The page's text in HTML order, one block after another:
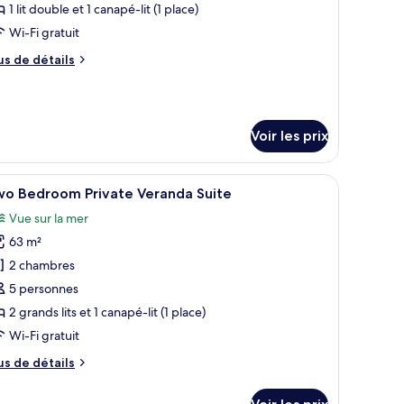
:
1 lit double et 1 canapé-lit (1 place)
Wi-Fi gratuit
de détails
Voir les prix
paysage rocheux.
un espace détente avec deux chaises longues et une vue sur la mer et le
:
Un balcon avec une balustrade blanche,
11 Bedroom Private Veranda Suite
Vue sur la mer
63 m²
2 chambres
5 personnes
2 grands lits et 1 canapé-lit (1 place)
Wi-Fi gratuit
de détails